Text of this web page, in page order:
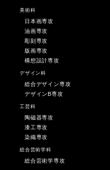
美術科
日本画専攻
油画専攻
彫刻専攻
版画専攻
構想設計専攻
デザイン科
総合デザイン専攻
デザインB専攻
工芸科
陶磁器専攻
漆工専攻
染織専攻
総合芸術学科
総合芸術学専攻